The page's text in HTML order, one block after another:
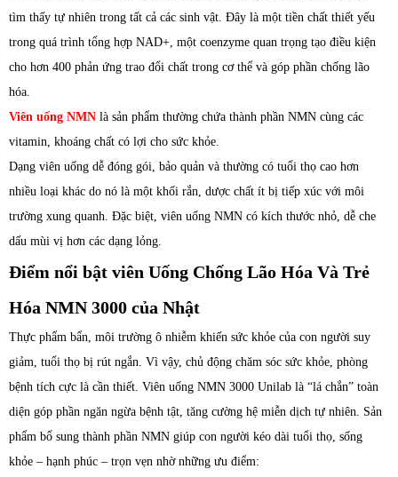
tìm thấy tự nhiên trong tất cả các sinh vật. Đây là một tiền chất thiết yếu
trong quá trình tổng hợp NAD+, một coenzyme quan trọng tạo điều kiện
cho hơn 400 phản ứng trao đổi chất trong cơ thể và góp phần chống lão
hóa.
Viên uống NMN là sản phẩm thường chứa thành phần NMN cùng các
vitamin, khoáng chất có lợi cho sức khỏe.
Dạng viên uống dễ đóng gói, bảo quản và thường có tuổi thọ cao hơn
nhiều loại khác do nó là một khối rắn, dược chất ít bị tiếp xúc với môi
trường xung quanh. Đặc biệt, viên uống NMN có kích thước nhỏ, dễ che
dấu mùi vị hơn các dạng lỏng.
Điểm nổi bật viên Uống Chống Lão Hóa Và Trẻ
Hóa NMN 3000 của Nhật
Thực phẩm bẩn, môi trường ô nhiễm khiến sức khỏe của con người suy
giảm, tuổi thọ bị rút ngắn. Vì vậy, chủ động chăm sóc sức khỏe, phòng
bệnh tích cực là cần thiết. Viên uống NMN 3000 Unilab là “lá chắn” toàn
diện góp phần ngăn ngừa bệnh tật, tăng cường hệ miễn dịch tự nhiên. Sản
phẩm bổ sung thành phần NMN giúp con người kéo dài tuổi thọ, sống
khỏe – hạnh phúc – trọn vẹn nhờ những ưu điểm: